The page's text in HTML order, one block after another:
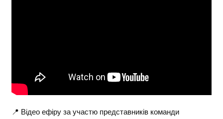
📍 Відео ефіру за участю представників команди